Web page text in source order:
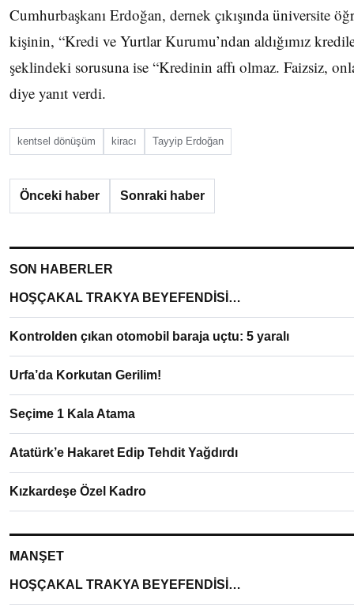
Cumhurbaşkanı Erdoğan, dernek çıkışında üniversite
kişinin, “Kredi ve Yurtlar Kurumu’ndan aldığımız
şeklindeki sorusuna ise “Kredinin affı olmaz. Faizsiz,
diye yanıt verdi.
kentsel dönüşüm kiracı Tayyip Erdoğan
Önceki haber Sonraki haber
SON HABERLER
HOŞÇAKAL TRAKYA BEYEFENDİSİ…
Kontrolden çıkan otomobil baraja uçtu: 5 yaralı
Urfa’da Korkutan Gerilim!
Seçime 1 Kala Atama
Atatürk’e Hakaret Edip Tehdit Yağdırdı
Kızkardeşe Özel Kadro
MANŞET
HOŞÇAKAL TRAKYA BEYEFENDİSİ…